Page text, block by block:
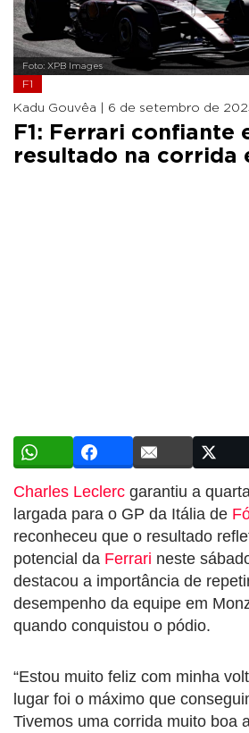
Foto: XPB Images
F1
Kadu Gouvêa | 6 de setembro de
F1: Ferrari confiante
resultado na corrida
Charles Leclerc garantiu a
largada para o GP da Itália de
reconheceu que o resultado
potencial da Ferrari neste
destacou a importância de
desempenho da equipe em
quando conquistou o pódio.
“Estou muito feliz com minha
lugar foi o máximo que
Tivemos uma corrida muito boa